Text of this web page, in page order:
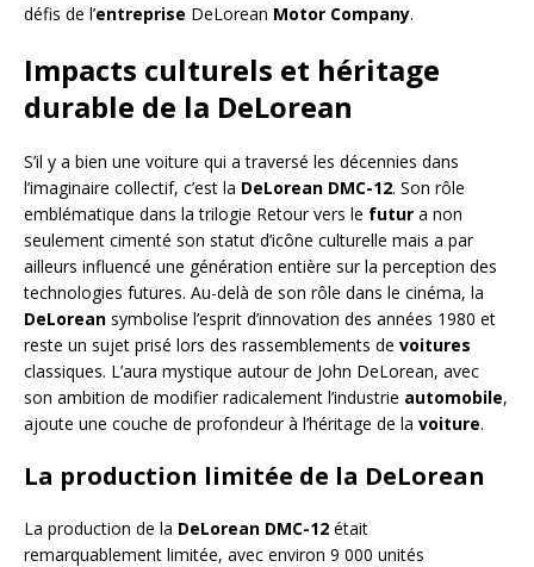
défis de l’entreprise DeLorean Motor Company.
Impacts culturels et héritage
durable de la DeLorean
S’il y a bien une voiture qui a traversé les décennies dans
l’imaginaire collectif, c’est la DeLorean DMC-12. Son rôle
emblématique dans la trilogie Retour vers le futur a non
seulement cimenté son statut d’icône culturelle mais a par
ailleurs influencé une génération entière sur la perception des
technologies futures. Au-delà de son rôle dans le cinéma, la
DeLorean symbolise l’esprit d’innovation des années 1980 et
reste un sujet prisé lors des rassemblements de voitures
classiques. L’aura mystique autour de John DeLorean, avec
son ambition de modifier radicalement l’industrie automobile,
ajoute une couche de profondeur à l’héritage de la voiture.
La production limitée de la DeLorean
La production de la DeLorean DMC-12 était
remarquablement limitée, avec environ 9 000 unités